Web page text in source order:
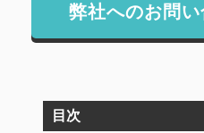
弊社へのお問
目次